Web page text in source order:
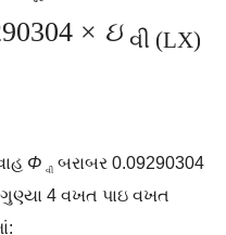
× ઇ વી (LX)
Φ વી બરાબર 0.09290304
4 વખત પાઇ વખત